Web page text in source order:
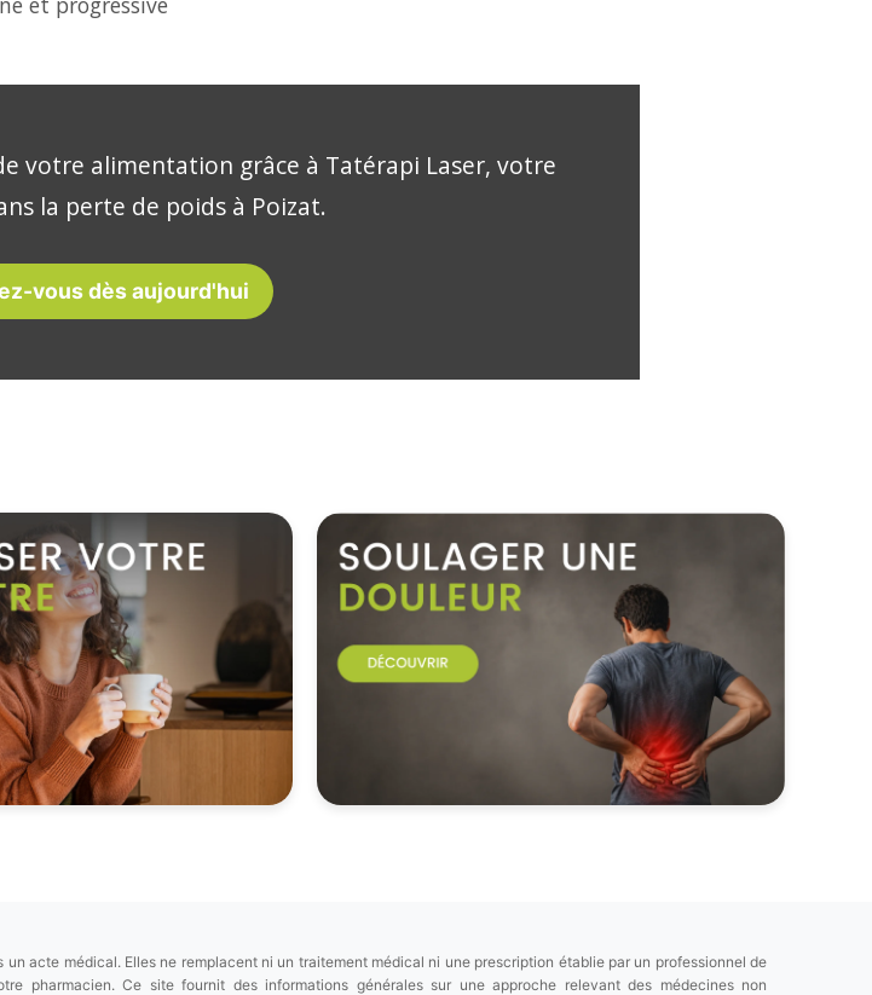
votre alimentation grâce à Tatérapi Laser, votre
la perte de poids à Poizat.
vous dès aujourd'hui
acte médical. Elles ne remplacent ni un traitement médical ni une prescription établie par un professionnel de
pharmacien. Ce site fournit des informations générales sur une approche relevant des médecines non